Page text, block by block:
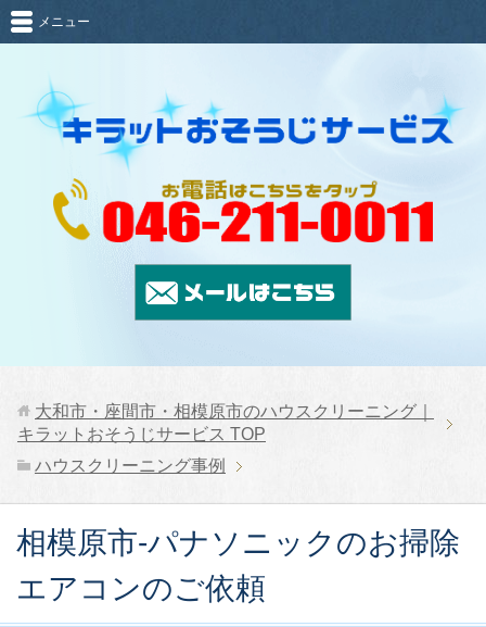
メニュー
大和市・座間市・相模原市のハウスクリーニング｜
キラットおそうじサービス TOP
ハウスクリーニング事例
相模原市-パナソニックのお掃除
エアコンのご依頼